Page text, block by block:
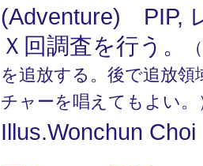
(Adventure) PIP,
Ｘ回調査を行う。
を追放する。後で追放
チャーを唱えてもよい。
Illus.Wonchun Choi